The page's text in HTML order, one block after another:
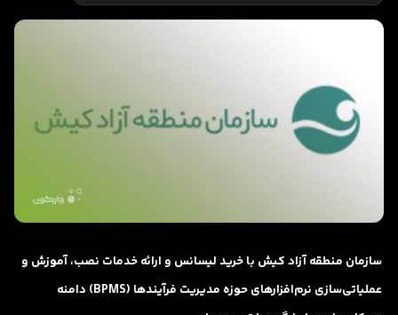
سازمان منطقه آزاد کیش با خرید لیسانس و ارائه خدمات نصب، آموزش و
عملیاتی‌سازی نرم‌افزارهای حوزه مدیریت فرآیندها (BPMS) دامنه